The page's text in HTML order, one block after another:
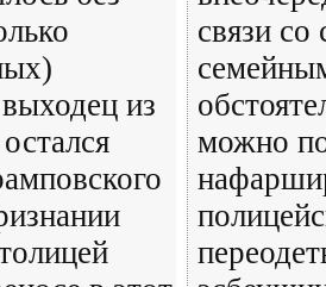
из
связи
можно